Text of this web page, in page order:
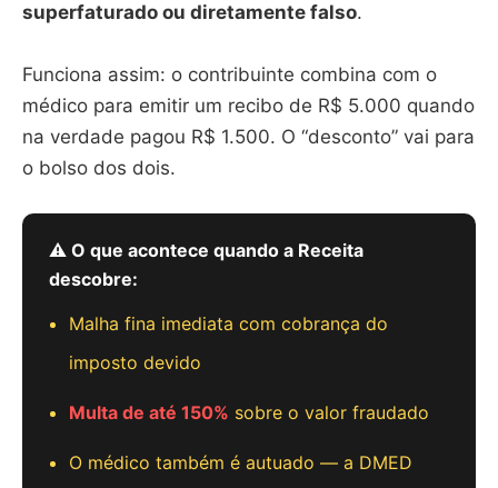
superfaturado ou diretamente falso.
Funciona assim: o contribuinte combina com o
médico para emitir um recibo de R$ 5.000 quando
na verdade pagou R$ 1.500. O “desconto” vai para
o bolso dos dois.
⚠️ O que acontece quando a Receita
descobre:
Malha fina imediata com cobrança do
imposto devido
Multa de até 150% sobre o valor fraudado
O médico também é autuado — a DMED